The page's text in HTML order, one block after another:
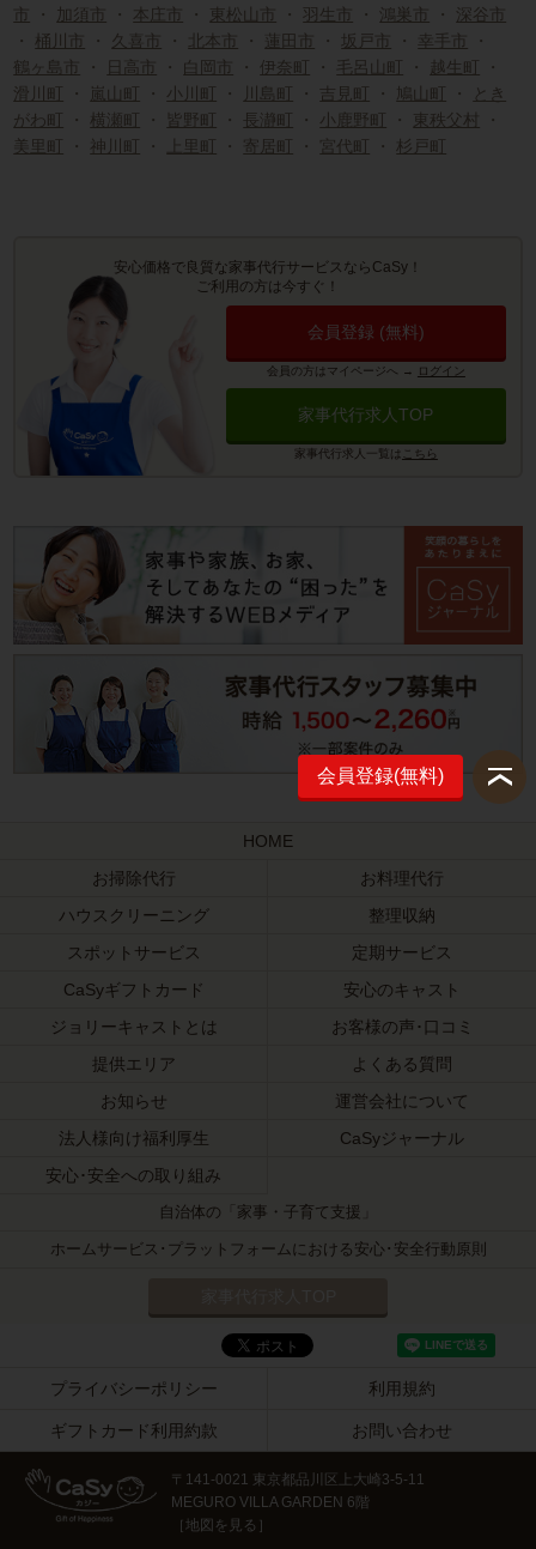
・ 加須市 ・ 本庄市 ・ 東松山市 ・ 羽生市 ・ 鴻巣市 ・ 深谷市
・ 桶川市 ・ 久喜市 ・ 北本市 ・ 蓮田市 ・ 坂戸市 ・ 幸手市
・
鶴ヶ島市
・ 日高市 ・ 白岡市 ・ 伊奈町 ・ 毛呂山町 ・ 越生町 ・
滑川町 ・ 嵐山町 ・ 小川町 ・ 川島町 ・ 吉見町 ・ 鳩山町 ・
とき
がわ町 ・ 横瀬町 ・ 皆野町 ・ 長瀞町 ・ 小鹿野町 ・ 東秩父村
・
美里町 ・ 神川町 ・ 上里町 ・ 寄居町 ・ 宮代町 ・杉戸町
安心価格で良質な家事代行サービスならCaSy！
ご利用の方は今すぐ！
会員登録 (無料)
会員の方はマイページへ → ログイン
家事代行求人TOP
家事代行求人一覧は こちら
会員登録(無料)
HOME
お掃除代行
お料理代行
ハウスクリーニング
整理収納
スポットサービス
定期サービス
CaSyギフトカード
安心のキャスト
ジョリーキャストとは
お客様の声･口コミ
提供エリア
よくある質問
お知らせ
運営会社について
法人様向け福利厚生
CaSyジャーナル
安心･安全への取り組み
自治体の「家事・子育て支援」
ホームサービス･プラットフォームにおける安心･安全行動原則
プライバシーポリシー 利用規約
ギフトカード利用約款 お問い合わせ
〒141-0021 東京都品川区上大崎3-5-11
MEGURO VILLA GARDEN 6階
［地図を見る ］